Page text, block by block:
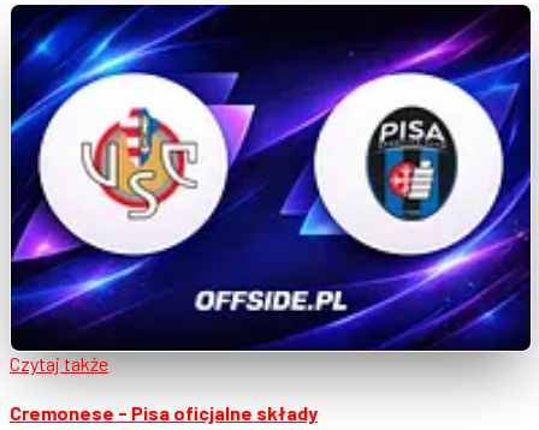
Czytaj także
Cremonese - Pisa oficjalne składy